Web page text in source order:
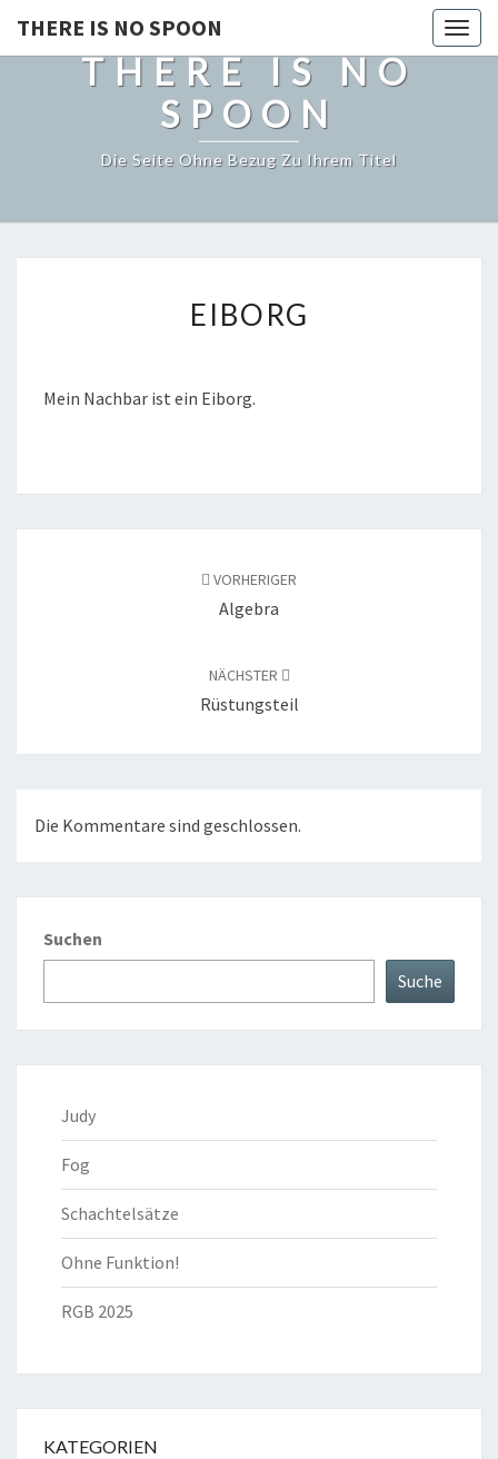
THERE IS NO SPOON
THERE IS NO
SPOON
Die Seite Ohne Bezug Zu Ihrem Titel
EIBORG
Mein Nachbar ist ein Eiborg.
VORHERIGER
Algebra
NÄCHSTER
Rüstungsteil
Die Kommentare sind geschlossen.
Suchen
Suche
Judy
Fog
Schachtelsätze
Ohne Funktion!
RGB 2025
KATEGORIEN